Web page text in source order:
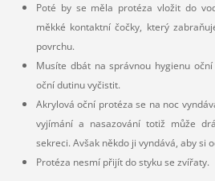
Poté by se měla protéza vložit do
měkké kontaktní čočky, který
povrchu.
Musíte dbát na správnou hygienu
oční dutinu vyčistit.
Akrylová oční protéza se na noc
vyjímání a nasazování totiž může
sekreci. Avšak někdo ji vyndává, aby si
Protéza nesmí přijít do styku se zvířaty.